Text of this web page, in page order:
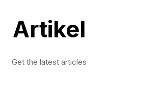
Artikel
Get the latest articles